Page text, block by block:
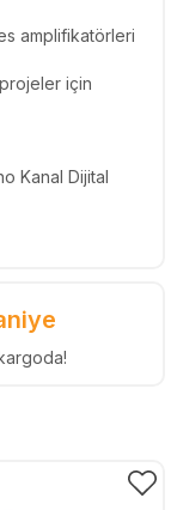
amplifikatörleri
için
Kanal Dijital